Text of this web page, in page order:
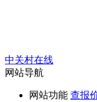
中关村在线
网站导航
网站功能 查报